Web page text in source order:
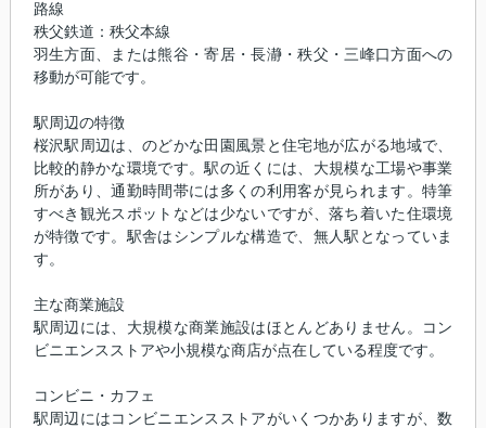
路線
秩父鉄道：秩父本線
羽生方面、または熊谷・寄居・長瀞・秩父・三峰口方面への
移動が可能です。
駅周辺の特徴
桜沢駅周辺は、のどかな田園風景と住宅地が広がる地域で、
比較的静かな環境です。駅の近くには、大規模な工場や事業
所があり、通勤時間帯には多くの利用客が見られます。特筆
すべき観光スポットなどは少ないですが、落ち着いた住環境
が特徴です。駅舎はシンプルな構造で、無人駅となっていま
す。
主な商業施設
駅周辺には、大規模な商業施設はほとんどありません。コン
ビニエンスストアや小規模な商店が点在している程度です。
コンビニ・カフェ
駅周辺にはコンビニエンスストアがいくつかありますが、数